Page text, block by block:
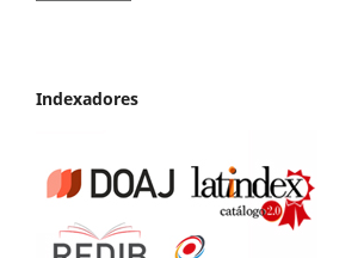
Indexadores